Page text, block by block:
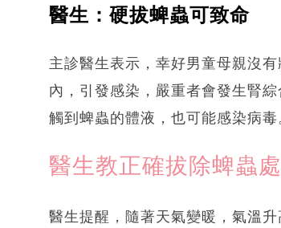
醫生：硬拔蜱蟲可致命
主診醫生表示，幸好男童母親沒
內，引發感染，嚴重者會發生腎
觸到蜱蟲的體液，也可能感染病毒
醫生教正確拔除蜱蟲
醫生提醒，隨著天氣變暖，氣溫